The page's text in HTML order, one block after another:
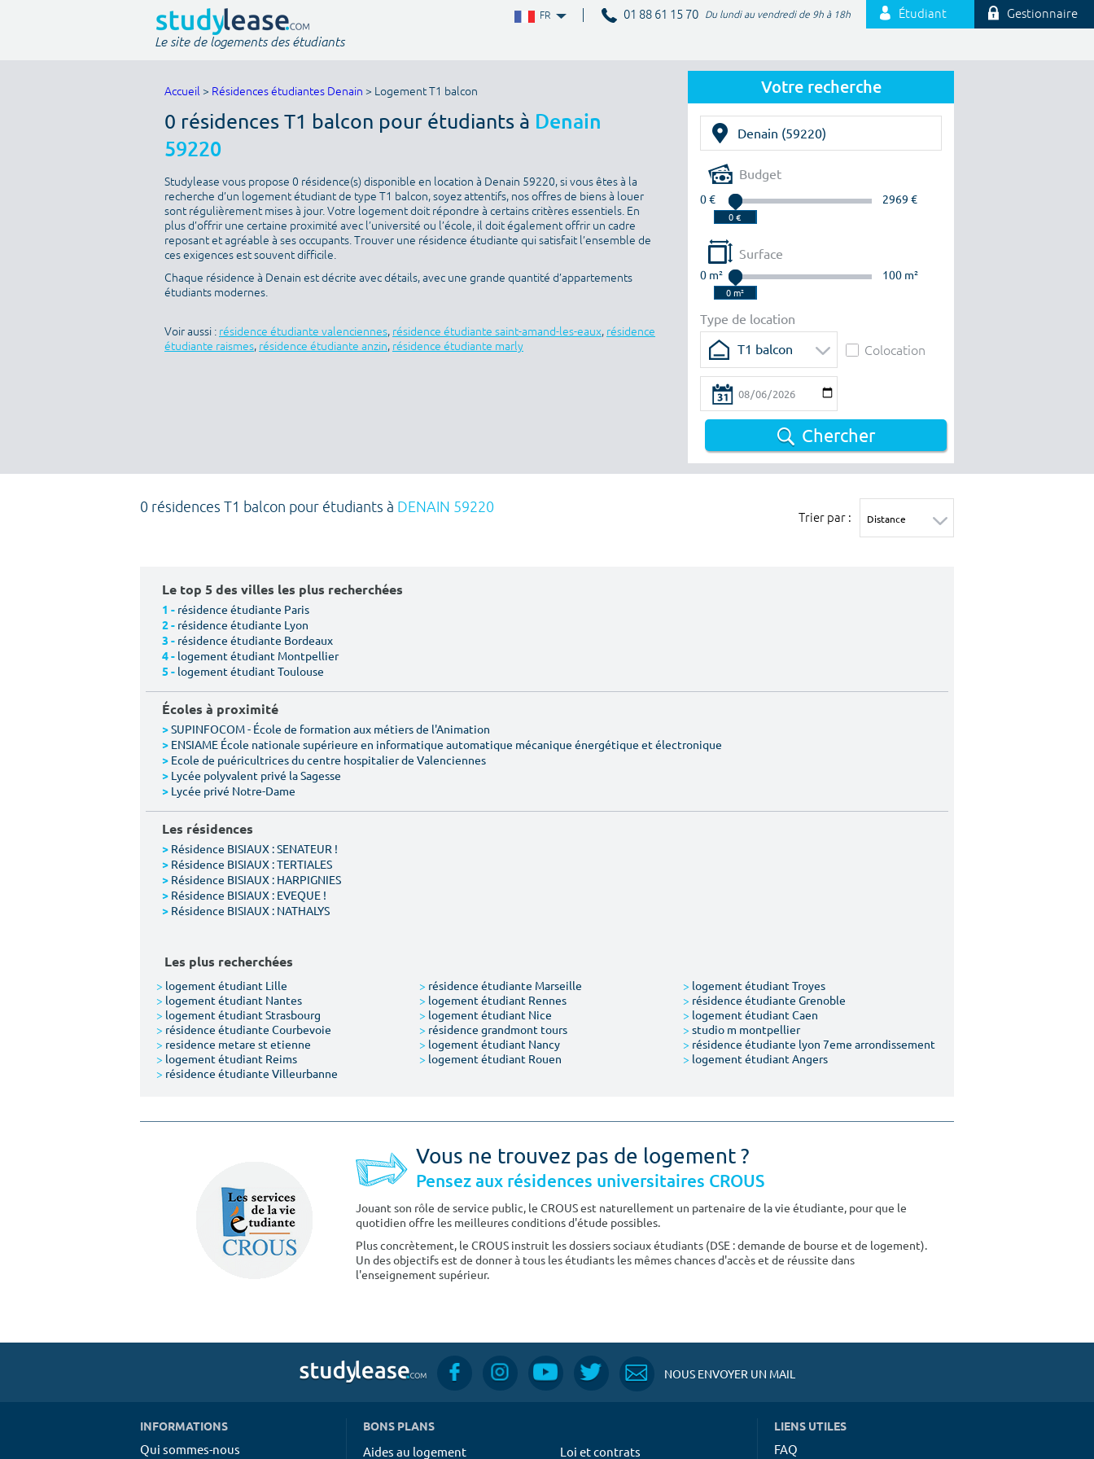
FR 01 88 61 15 70 Du lundi au vendredi de 9h à 18h Étudiant Gestionnaire
Le site de logements des étudiants
Votre recherche
Budget
0 € 2969 €
Surface
0 m² 100 m²
Type de location
T1 balcon
Colocation
Chercher
Accueil > Résidences étudiantes Denain > Logement T1 balcon
0 résidences T1 balcon pour étudiants à Denain
59220
Studylease vous propose 0 résidence(s) disponible en location à Denain 59220, si vous êtes à la
recherche d’un logement étudiant de type T1 balcon, soyez attentifs, nos offres de biens à louer
sont régulièrement mises à jour. Votre logement doit répondre à certains critères essentiels. En
plus d’offrir une certaine proximité avec l’université ou l’école, il doit également offrir un cadre
reposant et agréable à ses occupants. Trouver une résidence étudiante qui satisfait l’ensemble de
ces exigences est souvent difficile.
Chaque résidence à Denain est décrite avec détails, avec une grande quantité d’appartements
étudiants modernes.
Voir aussi : résidence étudiante valenciennes, résidence étudiante saint-amand-les-eaux, résidence
étudiante raismes, résidence étudiante anzin, résidence étudiante marly
0 résidences T1 balcon pour étudiants à DENAIN 59220
Trier par :
Le top 5 des villes les plus recherchées
1 - résidence étudiante Paris
2 - résidence étudiante Lyon
3 - résidence étudiante Bordeaux
4 - logement étudiant Montpellier
5 - logement étudiant Toulouse
Écoles à proximité
>SUPINFOCOM - École de formation aux métiers de l'Animation
> ENSIAME École nationale supérieure en informatique automatique mécanique énergétique et électronique
> Ecole de puéricultrices du centre hospitalier de Valenciennes
> Lycée polyvalent privé la Sagesse
> Lycée privé Notre-Dame
Les résidences
> Résidence BISIAUX : SENATEUR !
> Résidence BISIAUX : TERTIALES
> Résidence BISIAUX : HARPIGNIES
> Résidence BISIAUX : EVEQUE !
> Résidence BISIAUX : NATHALYS
Les plus recherchées
> logement étudiant Lille > résidence étudiante Marseille > logement étudiant Troyes
> logement étudiant Nantes > logement étudiant Rennes > résidence étudiante Grenoble
> logement étudiant Strasbourg > logement étudiant Nice > logement étudiant Caen
> résidence étudiante Courbevoie > résidence grandmont tours > studio m montpellier
> residence metare st etienne > logement étudiant Nancy > résidence étudiante lyon 7eme arrondissement
> logement étudiant Reims > logement étudiant Rouen > logement étudiant Angers
> résidence étudiante Villeurbanne
Vous ne trouvez pas de logement ?
Pensez aux résidences universitaires CROUS
Jouant son rôle de service public, le CROUS est naturellement un partenaire de la vie étudiante, pour que le
quotidien offre les meilleures conditions d'étude possibles.
Plus concrètement, le CROUS instruit les dossiers sociaux étudiants (DSE : demande de bourse et de logement).
Un des objectifs est de donner à tous les étudiants les mêmes chances d'accès et de réussite dans
l'enseignement supérieur.
NOUS ENVOYER UN MAIL
INFORMATIONS
Qui sommes-nous
BONS PLANS
Aides au logement Loi et contrats
LIENS UTILES
FAQ